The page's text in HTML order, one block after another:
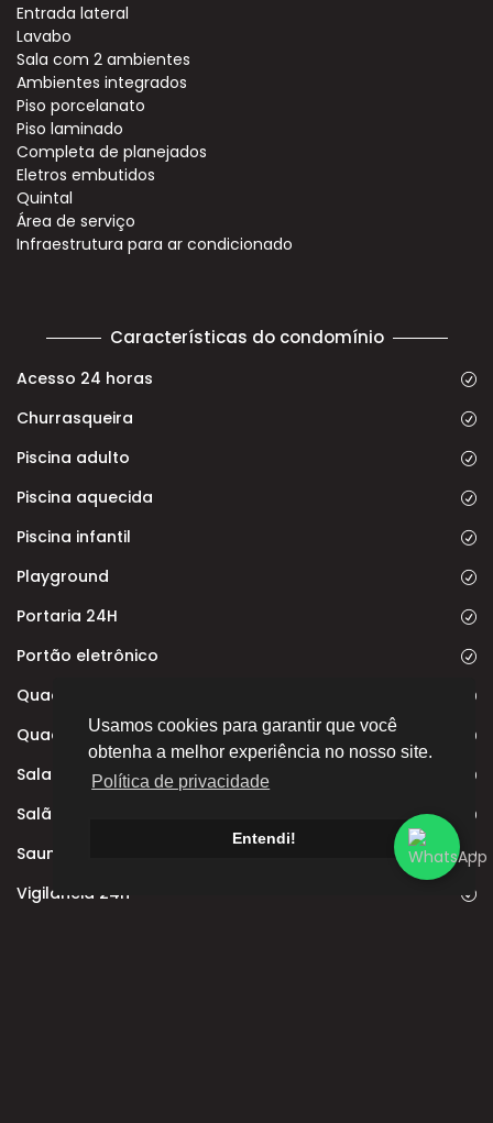
Usamos cookies para garantir que você
obtenha a melhor experiência no nosso site.
Política de privacidade
Entendi!
Entrada lateral
Lavabo
Sala com 2 ambientes
Ambientes integrados
Piso porcelanato
Piso laminado
Completa de planejados
Eletros embutidos
Quintal
Área de serviço
Infraestrutura para ar condicionado
Características do condomínio
Acesso 24 horas
Churrasqueira
Piscina adulto
Piscina aquecida
Piscina infantil
Playground
Portaria 24H
Portão eletrônico
Quadra de tênis
Quadra poliesportiva
Sala de fitness
Salão de festas
Sauna
Vigilância 24h